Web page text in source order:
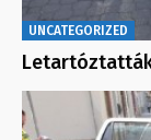
UNCATEGORIZED